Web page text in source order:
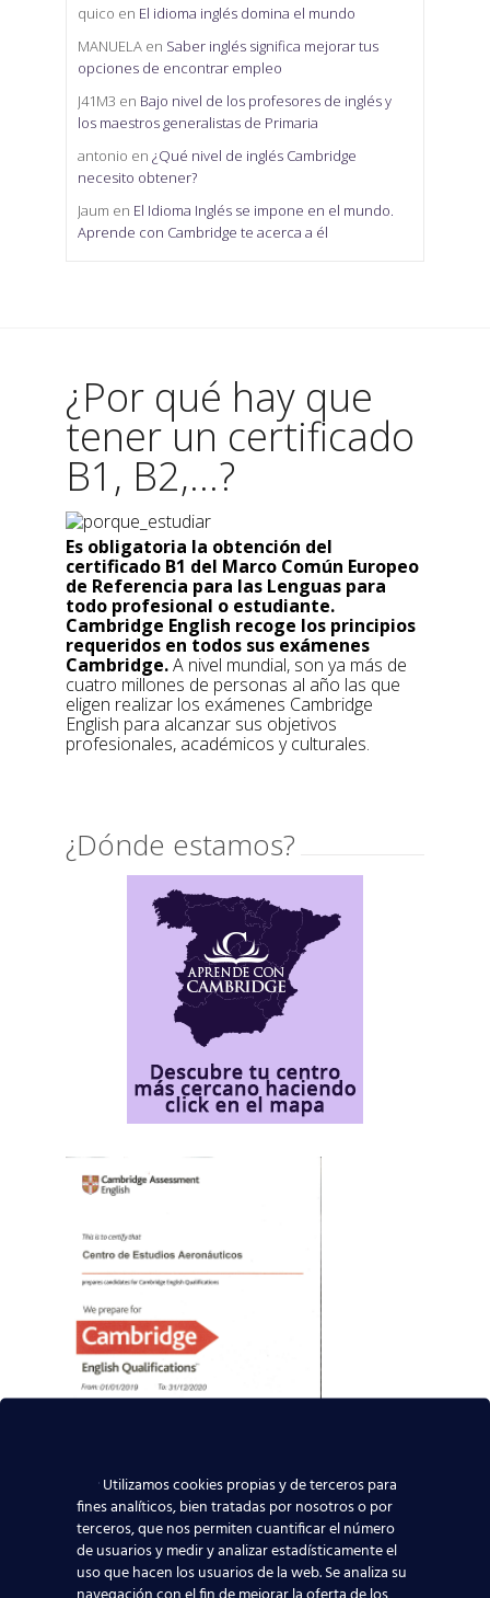
quico en El idioma inglés domina el mundo
MANUELA en Saber inglés significa mejorar tus
opciones de encontrar empleo
J41M3 en Bajo nivel de los profesores de inglés y
los maestros generalistas de Primaria
antonio en ¿Qué nivel de inglés Cambridge
necesito obtener?
Jaum en El Idioma Inglés se impone en el mundo.
Aprende con Cambridge te acerca a él
¿Por qué hay que
tener un certificado
B1, B2,...?
Es obligatoria la obtención del
certificado B1 del Marco Común Europeo
de Referencia para las Lenguas para
todo profesional o estudiante.
Cambridge English recoge los principios
requeridos en todos sus exámenes
Cambridge.A nivel mundial, son ya más de
cuatro millones de personas al año las que
eligen realizar los exámenes Cambridge
English para alcanzar sus objetivos
profesionales, académicos y culturales.
¿Dónde estamos?
Utilizamos cookies propias y de terceros para
fines analíticos, bien tratadas por nosotros o por
terceros, que nos permiten cuantificar el número
de usuarios y medir y analizar estadísticamente el
uso que hacen los usuarios de la web. Se analiza su